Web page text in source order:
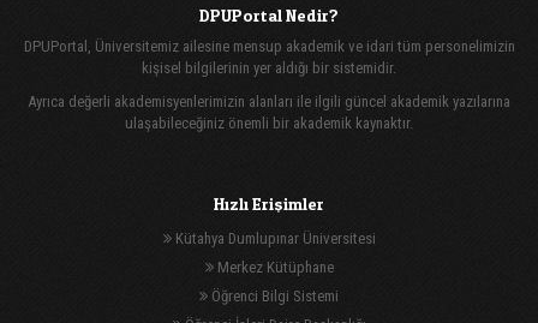
DPUPortal Nedir?
DPUPortal, Üniversitemiz ailesine mensup akademik ve idari tüm personelimizin
kişisel bilgilerinin yer aldığı bir sistemidir.
Ayrıca değerli akademisyenlerimizin alanları ile ilgili güncel akademik yazılarına
ulaşabileceğiniz önemli bir akademik kaynaktır.
Hızlı Erişimler
Kütahya Dumlupınar Üniversitesi
Merkez Kütüphane
Öğrenci Bilgi Sistemi